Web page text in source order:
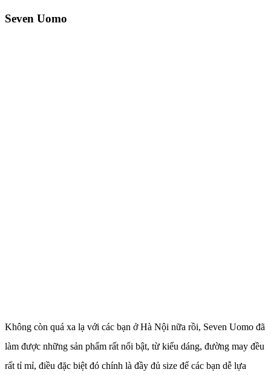
Seven Uomo
Không còn quá xa lạ với các bạn ở Hà Nội nữa rồi, Seven Uomo đã
làm được những sản phẩm rất nổi bật, từ kiểu dáng, đường may đều
rất tỉ mỉ, điều đặc biệt đó chính là đầy đủ size để các bạn dễ lựa